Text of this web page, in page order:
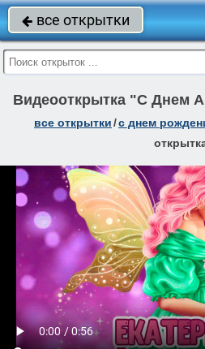
 все открытки
Видеооткрытка "С Днем
все открытки/c днем